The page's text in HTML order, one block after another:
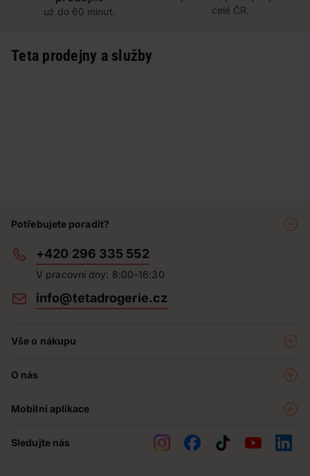
už do 60 minut.
celé ČR.
Teta prodejny a služby
Potřebujete poradit?
+420 296 335 552
V pracovní dny: 8:00–16:30
info@tetadrogerie.cz
Vše o nákupu
Prodejny
Obchodní podmínky
O nás
Teta pomáhá
Mobilní aplikace
Sledujte nás